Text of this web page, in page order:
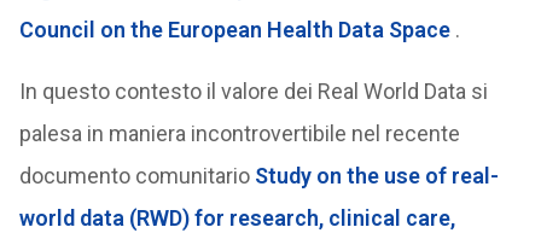
Council on the European Health Data Space.
In questo contesto il valore dei Real World Data si
palesa in maniera incontrovertibile nel recente
documento comunitario Study on the use of real-
world data (RWD) for research, clinical care,